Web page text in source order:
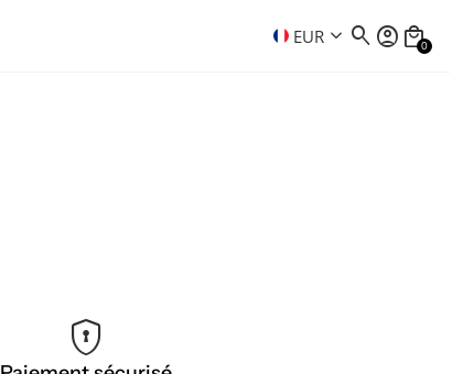
EUR keyboard_arrow_down search account_circle local_mall
0
encrypted